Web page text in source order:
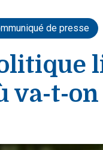
de presse
va-t-on